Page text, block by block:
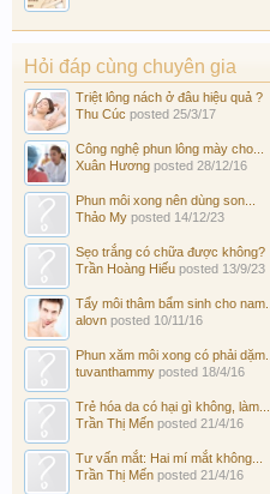
Hỏi đáp cùng chuyên gia
Triệt lông nách ở đâu hiệu quả ?
Thu Cúc posted 25/3/17
Công nghệ phun lông mày cho...
Xuân Hương posted 28/12/16
Phun môi xong nên dùng son...
Thảo My posted 14/12/23
Sẹo trắng có chữa được không?
Trần Hoàng Hiếu posted 13/9/23
Tẩy môi thâm bẩm sinh cho nam...
alovn posted 10/11/16
Phun xăm môi xong có phải dặm...
tuvanthammy posted 18/4/16
Trẻ hóa da có hại gì không, làm...
Trần Thị Mến posted 21/4/16
Tư vấn mắt: Hai mí mắt không...
Trần Thị Mến posted 21/4/16